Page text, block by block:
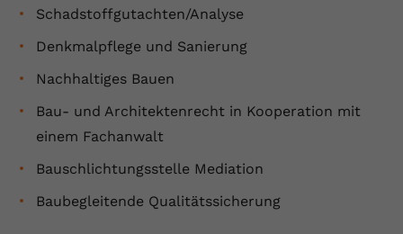
Schadstoffgutachten/Analyse
Denkmalpflege und Sanierung
Nachhaltiges Bauen
Bau- und Architektenrecht in Kooperation mit
einem Fachanwalt
Bauschlichtungsstelle Mediation
Baubegleitende Qualitätssicherung
Zweck
registriert eine eindeutige ID, um
Daten darüber zu speichern, welche
Videos von YouTube der Nutzer
gesehen hat.
Name yt.innertube::nextId
Anbieter Youtube.com
Laufzeit Session